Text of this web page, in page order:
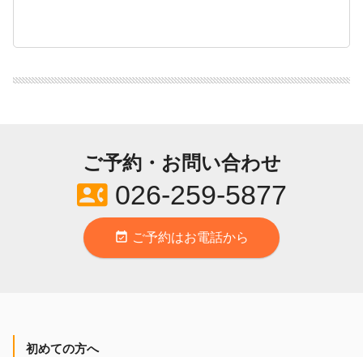
ご予約・お問い合わせ
contact_phone026-259-5877
event_available ご予約はお電話から
初めての方へ